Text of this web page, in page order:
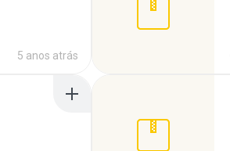
5 anos atrás